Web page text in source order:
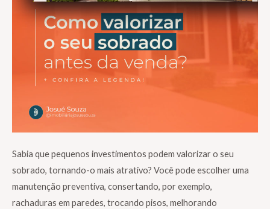
Sabia que pequenos investimentos podem valorizar o seu
sobrado, tornando-o mais atrativo? Você pode escolher uma
manutenção preventiva, consertando, por exemplo,
rachaduras em paredes, trocando pisos, melhorando